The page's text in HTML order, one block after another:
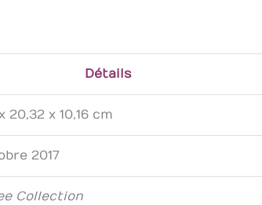
Détails
20,32 x 10,16 cm
2017
Collection